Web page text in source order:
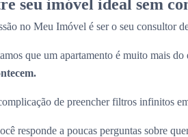
seu imóvel ideal sem
no Meu Imóvel é ser o seu consultor
que um apartamento é muito mais do
de preencher filtros infinitos
responde a poucas perguntas sobre